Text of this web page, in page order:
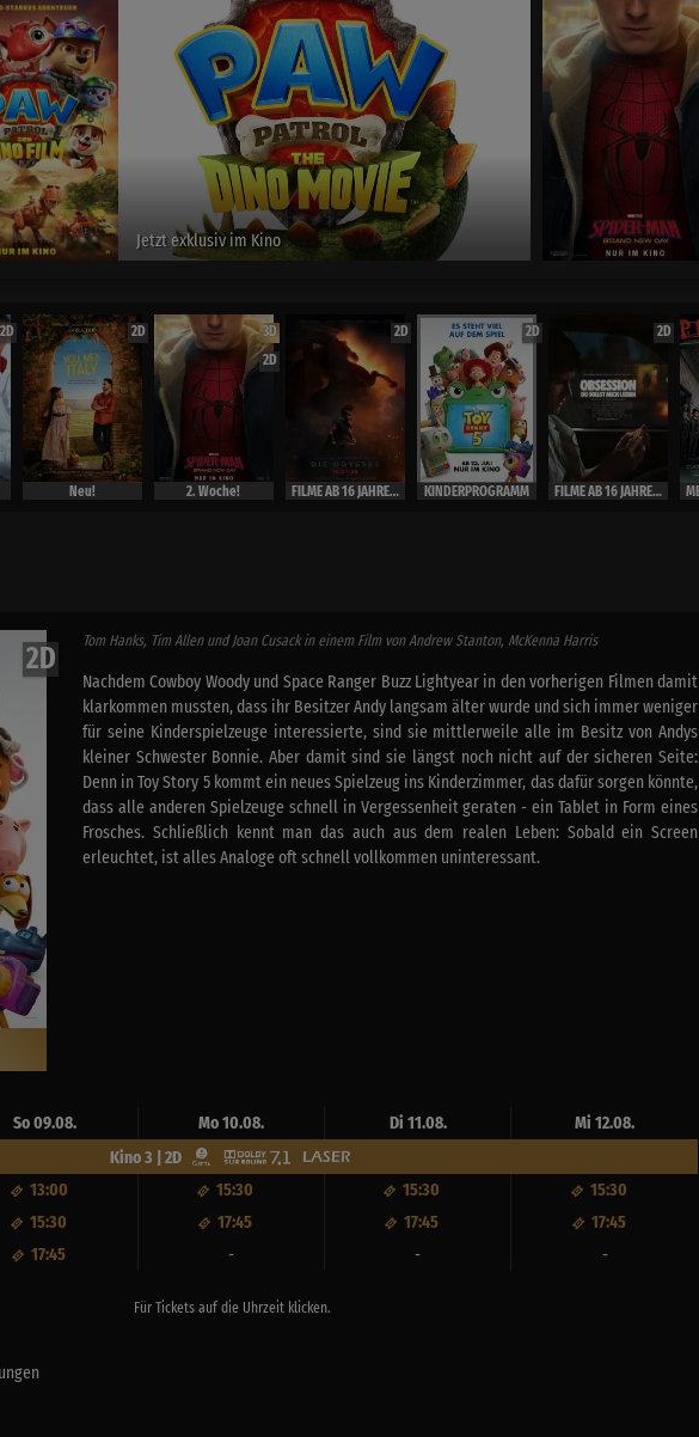
Spider-Man :Brand New Day
exclusiv im Kino
2D 2D
Neu!
3D
2D
2. Woche!
2D
FILME AB 16 JAHRE ( Ausweis)
2D
KINDERPROGRAMM
2D
FILME AB 16 JAHRE ( Ausweis)
2D
Tom Hanks, Tim Allen und Joan Cusack in einem Film von Andrew Stanton, McKenna Harris
Nachdem Cowboy Woody und Space Ranger Buzz Lightyear in den vorherigen Filmen damit
klarkommen mussten, dass ihr Besitzer Andy langsam älter wurde und sich immer weniger
für seine Kinderspielzeuge interessierte, sind sie mittlerweile alle im Besitz von Andys
kleiner Schwester Bonnie. Aber damit sind sie längst noch nicht auf der sicheren Seite:
Denn in Toy Story 5 kommt ein neues Spielzeug ins Kinderzimmer, das dafür sorgen könnte,
dass alle anderen Spielzeuge schnell in Vergessenheit geraten - ein Tablet in Form eines
Frosches. Schließlich kennt man das auch aus dem realen Leben: Sobald ein Screen
erleuchtet, ist alles Analoge oft schnell vollkommen uninteressant.
So 09.08. Mo 10.08. Di 11.08. Mi 12.08.
13:00 15:30 15:30
15:30
15:30 17:45 17:45
17:45
17:45 - - -
Kino 3 | 2D
Für Tickets auf die Uhrzeit klicken.